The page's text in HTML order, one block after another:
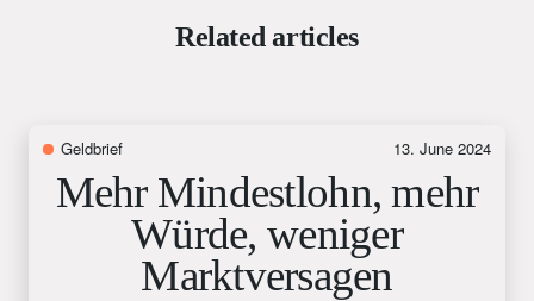
Related articles
Geldbrief 13. June 2024
Mehr Mindestlohn, mehr
Würde, weniger
Marktversagen